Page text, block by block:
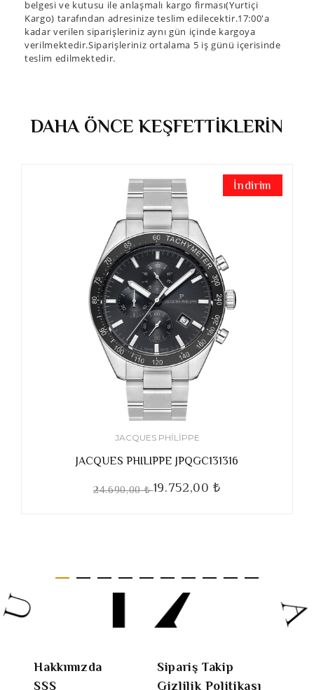
belgesi ve kutusu ile anlaşmalı kargo firması(Yurtiçi
Kargo) tarafından adresinize teslim edilecektir.17:00'a
kadar verilen siparişleriniz aynı gün içinde kargoya
verilmektedir.Siparişleriniz ortalama 5 iş günü içerisinde
teslim edilmektedir.
DAHA ÖNCE KEŞFETTİKLERİN
İndirim
JACQUES PHILIPPE
JACQUES PHILIPPE JPQGC131316
24.690,00 ₺19.752,00 ₺
Hakkımızda
Sipariş Takip
SSS
Gizlilik Politikası